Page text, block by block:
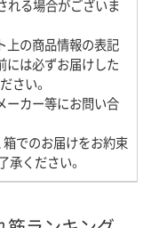
れる場合がございま
上の商品情報の表記
には必ずお届けした
さい。
ーカー等にお問い合
箱でのお届けをお約束
ください。